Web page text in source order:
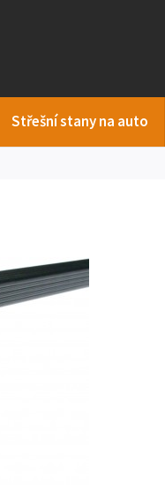
Střešní stany na auto